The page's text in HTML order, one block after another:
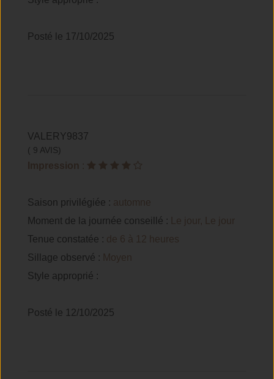
Posté le 17/10/2025
VALERY9837
( 9 AVIS)
Impression :
Saison privilégiée : automne
Moment de la journée conseillé :
Le jour, Le jour
Tenue constatée : de 6 à 12 heures
Sillage observé : Moyen
Style approprié :
Posté le 12/10/2025